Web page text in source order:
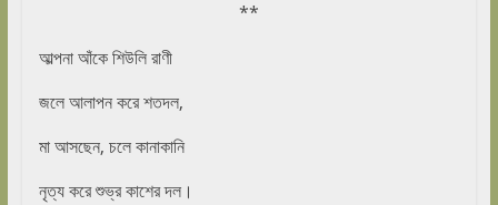
**
আল্পনা আঁকে শিউলি রাণী
জলে আলাপন করে শতদল,
মা আসছেন, চলে কানাকানি
নৃত্য করে শুভ্র কাশের দল।